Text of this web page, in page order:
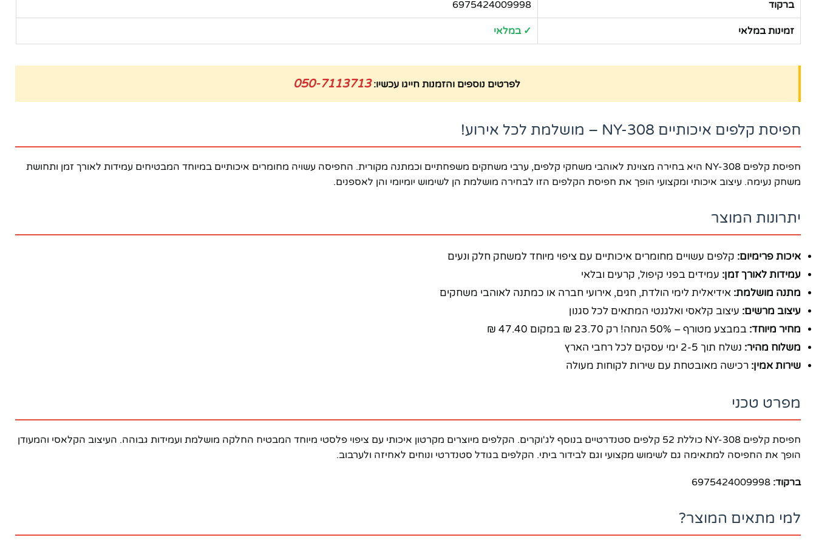
ברקוד 6975424009998
זמינות במלאי ✓ במלאי
לפרטים נוספים והזמנות חייגו עכשיו: 050-7113713
חפיסת קלפים איכותיים NY-308 – מושלמת לכל אירוע!
חפיסת קלפים NY-308 היא בחירה מצוינת לאוהבי משחקי קלפים, ערבי משחקים משפחתיים וכמתנה מקורית. החפיסה עשויה מחומרים איכותיים במיוחד המבטיחים עמידות לאורך זמן ותחושת
משחק נעימה. עיצוב איכותי ומקצועי הופך את חפיסת הקלפים הזו לבחירה מושלמת הן לשימוש יומיומי והן לאספנים.
יתרונות המוצר
איכות פרימיום: קלפים עשויים מחומרים איכותיים עם ציפוי מיוחד למשחק חלק ונעים
עמידות לאורך זמן: עמידים בפני קיפול, קרעים ובלאי
מתנה מושלמת: אידיאלית לימי הולדת, חגים, אירועי חברה או כמתנה לאוהבי משחקים
עיצוב מרשים: עיצוב קלאסי ואלגנטי המתאים לכל סגנון
מחיר מיוחד: במבצע מטורף – 50% הנחה! רק 23.70 ₪ במקום 47.40 ₪
משלוח מהיר: נשלח תוך 2-5 ימי עסקים לכל רחבי הארץ
שירות אמין: רכישה מאובטחת עם שירות לקוחות מעולה
מפרט טכני
חפיסת קלפים NY-308 כוללת 52 קלפים סטנדרטיים בנוסף לג'וקרים. הקלפים מיוצרים מקרטון איכותי עם ציפוי פלסטי מיוחד המבטיח החלקה מושלמת ועמידות גבוהה. העיצוב הקלאסי והמעודן
הופך את החפיסה למתאימה גם לשימוש מקצועי וגם לבידור ביתי. הקלפים בגודל סטנדרטי ונוחים לאחיזה ולערבוב.
ברקוד:
למי מתאים המוצר?
אינסטגרם